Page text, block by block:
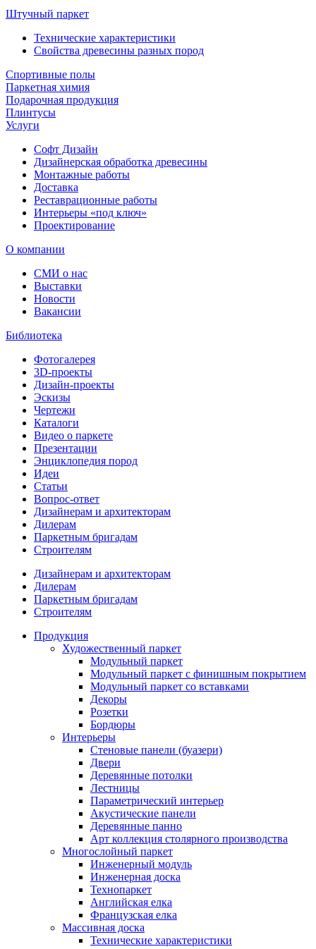
Штучный паркет
Технические характеристики
Свойства древесины разных пород
Спортивные полы
Паркетная химия
Подарочная продукция
Плинтусы
Услуги
Софт Дизайн
Дизайнерская обработка древесины
Монтажные работы
Доставка
Реставрационные работы
Интерьеры «под ключ»
Проектирование
О компании
СМИ о нас
Выставки
Новости
Вакансии
Библиотека
Фотогалерея
3D-проекты
Дизайн-проекты
Эскизы
Чертежи
Каталоги
Видео о паркете
Презентации
Энциклопедия пород
Идеи
Статьи
Вопрос-ответ
Дизайнерам и архитекторам
Дилерам
Паркетным бригадам
Строителям
Дизайнерам и архитекторам
Дилерам
Паркетным бригадам
Строителям
Продукция
Художественный паркет
Модульный паркет
Модульный паркет с финишным покрытием
Модульный паркет со вставками
Декоры
Розетки
Бордюры
Интерьеры
Стеновые панели (буазери)
Двери
Деревянные потолки
Лестницы
Параметрический интерьер
Акустические панели
Деревянные панно
Арт коллекция столярного производства
Многослойный паркет
Инженерный модуль
Инженерная доска
Технопаркет
Английская елка
Французская елка
Массивная доска
Технические характеристики